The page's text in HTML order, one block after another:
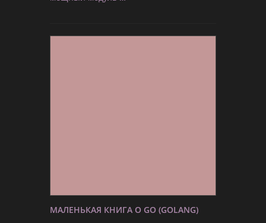
МАЛЕНЬКАЯ КНИГА О GO (GOLANG)